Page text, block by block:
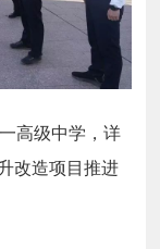
高级中学，详
改造项目推进